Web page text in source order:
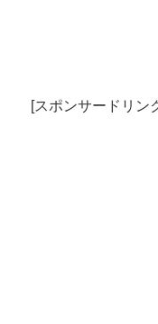
[スポンサードリン